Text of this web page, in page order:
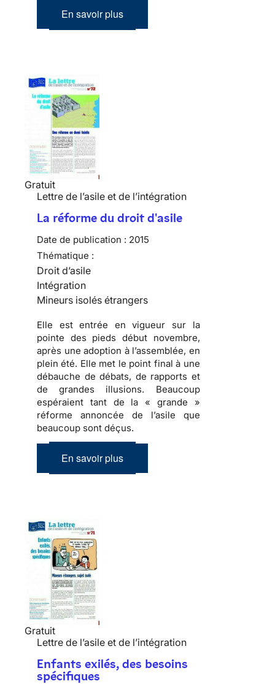
En savoir plus
Gratuit
Lettre de l’asile et de l’intégration
La réforme du droit d'asile
Date de publication : 2015
Thématique :
Droit d’asile
Intégration
Mineurs isolés étrangers
Elle est entrée en vigueur sur la
pointe des pieds début novembre,
après une adoption à l’assemblée, en
plein été. Elle met le point final à une
débauche de débats, de rapports et
de grandes illusions. Beaucoup
espéraient tant de la « grande »
réforme annoncée de l’asile que
beaucoup sont déçus.
En savoir plus
Gratuit
Lettre de l’asile et de l’intégration
Enfants exilés, des besoins
spécifiques